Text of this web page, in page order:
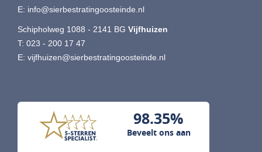
E: info@sierbestratingoosteinde.nl
Schipholweg 1088 - 2141 BG Vijfhuizen
T: 023 - 200 17 47
E: vijfhuizen@sierbestratingoosteinde.nl
98.35%
Beveelt ons aan